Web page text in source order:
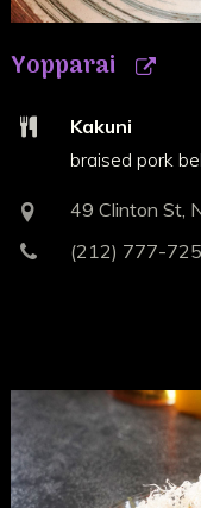
Yopparai
Kakuni
braised pork
49 Clinton St,
(212) 777-